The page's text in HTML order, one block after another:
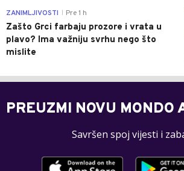
ZANIMLJIVOSTI Pre 1 h
Zašto Grci farbaju prozore i vrata u
plavo? Ima važniju svrhu nego što
mislite
PREUZMI NOVU MONDO
Savršen spoj vijesti i